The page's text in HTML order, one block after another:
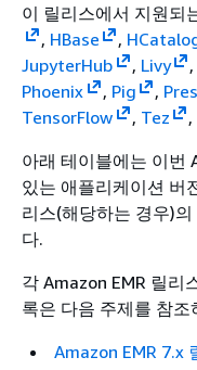
이 릴리스에서 지원되
, HBase ,
JupyterHub
, Livy ,
Phoenix
, Pig ,
TensorFlow
, Tez ,
아래 테이블에는 이번
있는 애플리케이션 버
리스(해당하는 경우)
다.
각 Amazon EMR 릴리
록은 다음 주제를 참조
Amazon EMR 7.x